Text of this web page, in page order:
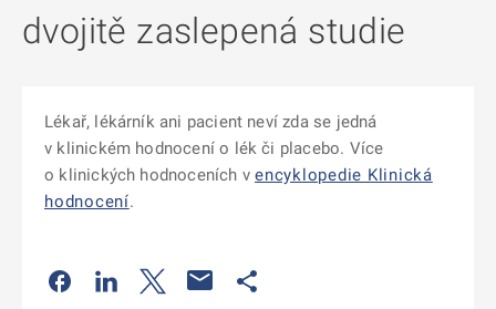
dvojitě zaslepená studie
Lékař, lékárník ani pacient neví zda se jedná
v klinickém hodnocení o lék či placebo. Více
o klinických hodnoceních vencyklopedie Klinická
hodnocení.
Odkaz se otevře na nové kartě
Odkaz se otevře na nové kartě
Odkaz se otevře na nové kartě